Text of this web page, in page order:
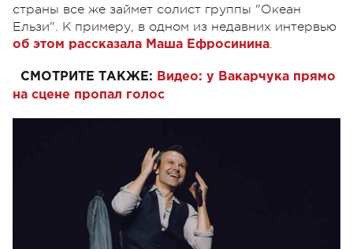
страны все же займет солист группы "Океан
Ельзи". К примеру, в одном из недавних интервью
об этом рассказала Маша Ефросинина.
СМОТРИТЕ ТАКЖЕ: Видео: у Вакарчука прямо
на сцене пропал голос